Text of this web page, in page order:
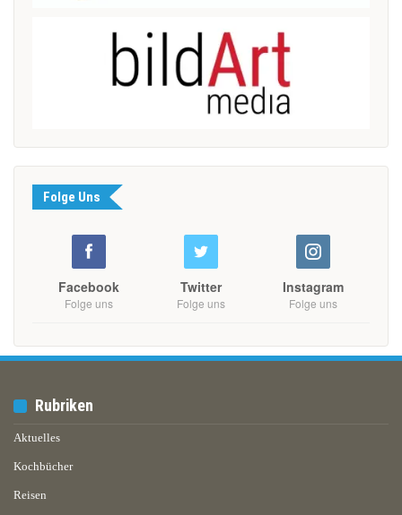
Folge Uns
Facebook
Folge uns
Twitter
Folge uns
Instagram
Folge uns
Rubriken
Aktuelles
Kochbücher
Reisen